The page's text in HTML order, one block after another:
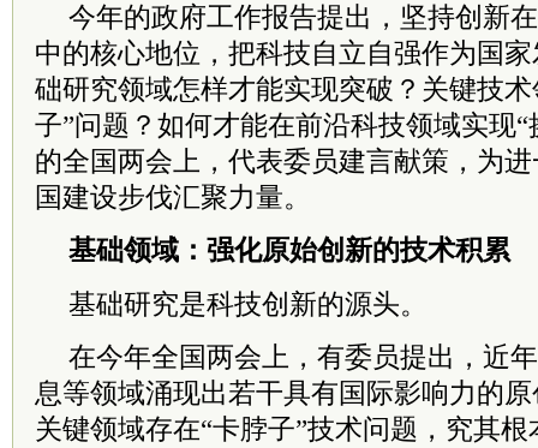
今年的政府工作报告提出，坚持创新
中的核心地位，把科技自立自强作为国
础研究领域怎样才能实现突破？关键技
子”问题？如何才能在前沿科技领域实现
的全国两会 上，代表委员建言献策，为
国建设步伐汇聚力量。
基础领域：强化原始创新的技术积累
基础研究是科技创新的源头。
在今年全国两会 上，有委员提出，近
息等领域涌现出若干具有国际影响力的
关键领域存在“卡脖子”技术问题，究其